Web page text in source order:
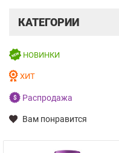
КАТЕГОРИИ
НОВИНКИ
ХИТ
Распродажа
Вам понравится